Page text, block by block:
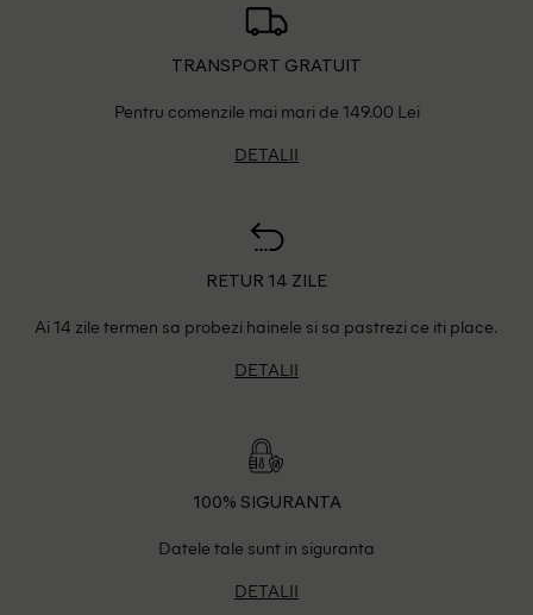
TRANSPORT GRATUIT
Pentru comenzile mai mari de 149.00 Lei
DETALII
RETUR 14 ZILE
Ai 14 zile termen sa probezi hainele si sa pastrezi ce iti place.
DETALII
100% SIGURANTA
Datele tale sunt in siguranta
DETALII